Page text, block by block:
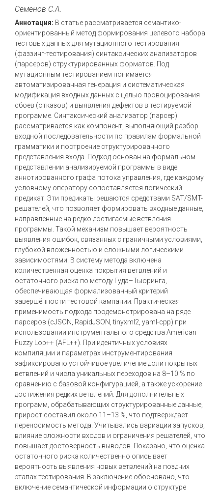
Семенов С.А.
Аннотация: В статье рассматривается семантико-
ориентированный метод формирования целевого набора
тестовых данных для мутационного тестирования
(фаззинг-тестирования) синтаксических анализаторов
(парсеров) структурированных форматов. Под
мутационным тестированием понимается
автоматизированная генерация и систематическая
модификация входных данных с целью провоцирования
сбоев (отказов) и выявления дефектов в тестируемой
программе. Синтаксический анализатор (парсер)
рассматривается как компонент, выполняющий разбор
входной последовательности по правилам формальной
грамматики и построение структурированного
представления входа. Подход основан на формальном
представлении анализируемой программы в виде
аннотированного графа потока управления, где каждому
условному оператору сопоставляется логический
предикат. Эти предикаты решаются средствами SAT/SMT-
решателей, что позволяет формировать входные данные,
направленные на редко достигаемые ветвления
программы. Такой механизм повышает вероятность
выявления ошибок, связанных с граничными условиями,
глубокой вложенностью и сложными логическими
зависимостями. В систему метода включена
количественная оценка покрытия ветвлений и
остаточного риска по методу Гуда–Тьюринга,
обеспечивающая формализованный критерий
завершённости тестовой кампании. Практическая
применимость подхода продемонстрирована на ряде
парсеров (cJSON, RapidJSON, tinyxml2, yaml-cpp) при
использовании инструментального средства American
Fuzzy Lop++ (AFL++). При идентичных условиях
компиляции и параметрах инструментирования
зафиксировано устойчивое увеличение доли покрытых
ветвлений и числа уникальных переходов на 8–10 % по
сравнению с базовой конфигурацией, а также ускорение
достижения редких ветвлений. Для дополнительных
программ, обрабатывающих структурированные данные,
прирост составил около 11–13 %, что подтверждает
переносимость метода. Учитывались вариации запусков,
влияние сложности входов и ограничения решателей, что
повышает достоверность выводов. Показано, что оценка
остаточного риска количественно описывает
вероятность выявления новых ветвлений на поздних
этапах тестирования. В заключение обосновано, что
включение семантической информации о структуре